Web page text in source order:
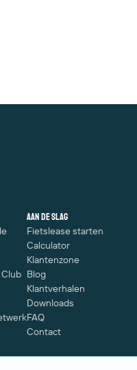
Aan de slag
Fietslease starten
Calculator
Klantenzone
Blog
Klantverhalen
Downloads
FAQ
Contact